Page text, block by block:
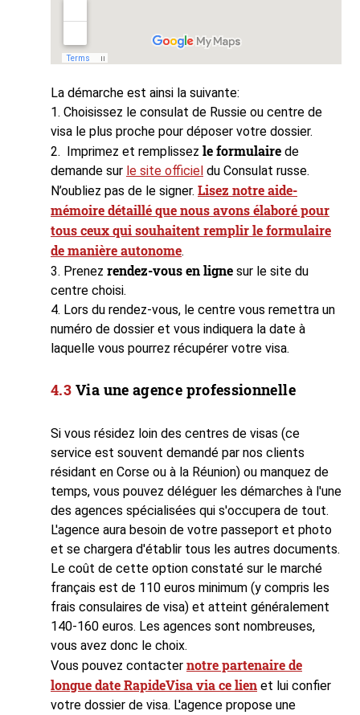
La démarche est ainsi la suivante:
1. Choisissez le consulat de Russie ou centre de
visa le plus proche pour déposer votre dossier.
2. Imprimez et remplissez le formulaire de
demande sur le site officiel du Consulat russe.
N’oubliez pas de le signer. Lisez notre aide-
mémoire détaillé que nous avons élaboré pour
tous ceux qui souhaitent remplir le formulaire
de manière autonome.
3. Prenez rendez-vous en ligne sur le site du
centre choisi.
4. Lors du rendez-vous, le centre vous remettra un
numéro de dossier et vous indiquera la date à
laquelle vous pourrez récupérer votre visa.
Via une agence professionnelle
Si vous résidez loin des centres de visas (ce
service est souvent demandé par nos clients
résidant en Corse ou à la Réunion) ou manquez de
temps, vous pouvez déléguer les démarches à l'une
des agences spécialisées qui s'occupera de tout.
L'agence aura besoin de votre passeport et photo
et se chargera d'établir tous les autres documents.
Le coût de cette option constaté sur le marché
français est de 110 euros minimum (y compris les
frais consulaires de visa) et atteint généralement
140-160 euros. Les agences sont nombreuses,
vous avez donc le choix.
Vous pouvez contacter notre partenaire de
longue date RapideVisa via ce lien et lui confier
votre dossier de visa. L'agence propose une